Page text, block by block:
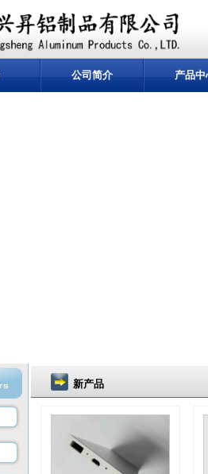
公司简介 产品中
新产品